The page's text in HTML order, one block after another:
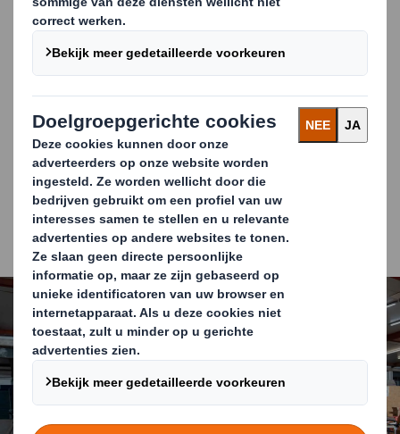
U heeft geen grote hoeveelheden verschillende
doosformaten meer nodig omdat de maat van de
doos ter plekke wordt bepaald.
Het op maat inpakken van uw goederen zorgt voor
een ruimtebesparing in uw magazijn en expeditie.
Door het vermijden van lege ruimte in de
vrachtwagen en bestelbus bespaart u op
transportkosten.
Daarnaast kan ons materiaal voorgedrukt en dus
gepersonaliseerd worden om uw merk nog beter
naar voren te laten komen bij de ontvanger.
Carousel. Use previous and next buttons to move